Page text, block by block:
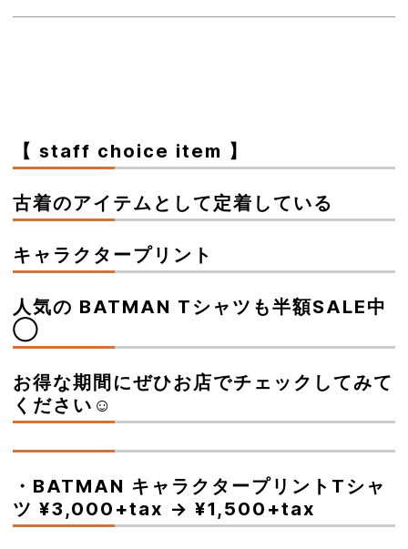
【 staff choice item 】
古着のアイテムとして定着している
キャラクタープリント
人気の BATMAN Tシャツも半額SALE中
◯
お得な期間にぜひお店でチェックしてみて
ください☺︎
・BATMAN キャラクタープリントTシャ
ツ ¥3,000+tax → ¥1,500+tax